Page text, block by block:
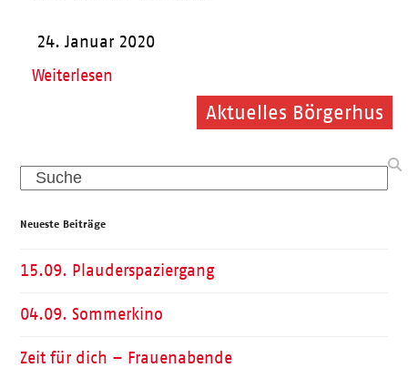
Aktuelles Börgerhus
Aktuelles Börgerhus
24. Januar 2020
Weiterlesen
Search
Neueste Beiträge
15.09. Plauderspaziergang
04.09. Sommerkino
Zeit für dich – Frauenabende